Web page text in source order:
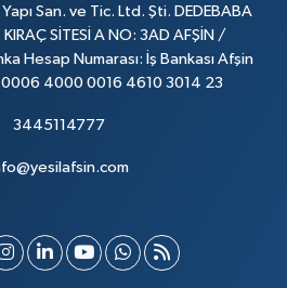
San. ve Tic. Ltd. Şti. DEDEBABA
SİTESİ A NO: 3AD AFŞİN /
Hesap Numarası: İş Bankası Afşin
0006 4000 0016 4610 3014 23
3445114777